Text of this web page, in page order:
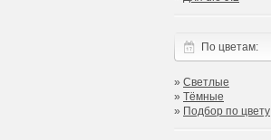
По цветам:
» Светлые
» Тёмные
» Подбор по цвету